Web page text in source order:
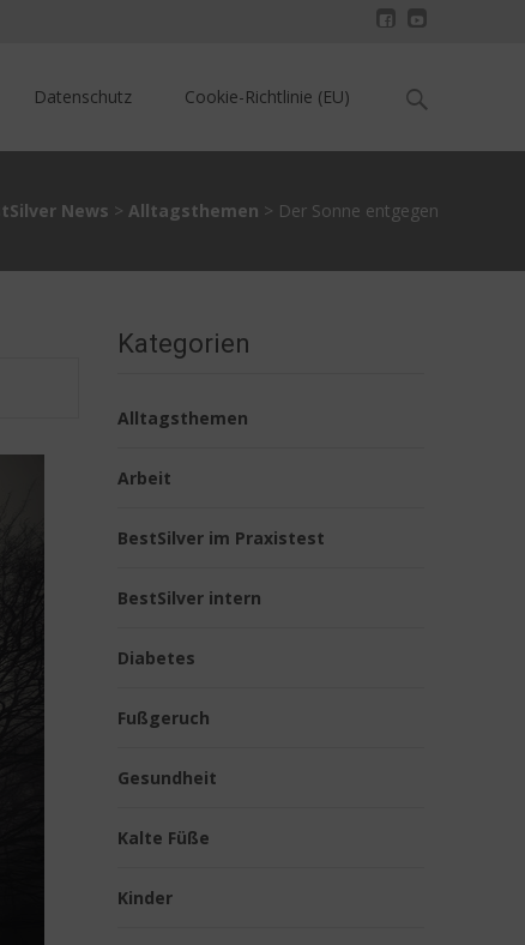
Datenschutz Cookie-Richtlinie (EU)
Search
News > Alltagsthemen > Der Sonne entgegen
Kategorien
Alltagsthemen
Arbeit
BestSilver im Praxistest
BestSilver intern
Diabetes
Fußgeruch
Gesundheit
Kalte Füße
Kinder